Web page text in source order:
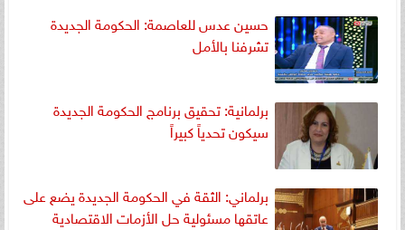
حسين عدس للعاصمة: الحكومة الجديدة
تشرفنا بالأمل
برلمانية: تحقيق برنامج الحكومة الجديدة
سيكون تحدياً كبيراً
برلماني: الثقة في الحكومة الجديدة يضع على
عاتقها مسئولية حل الأزمات الاقتصادية